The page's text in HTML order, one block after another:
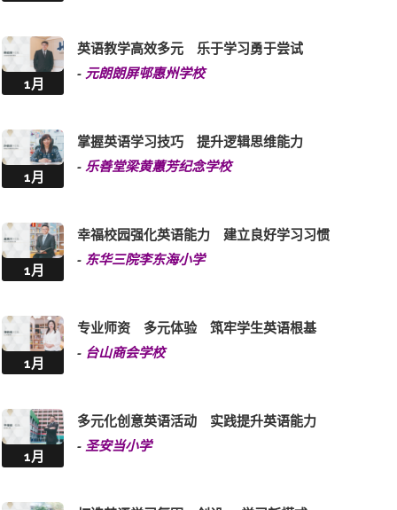
1月
英语教学高效多元 乐于学习勇于尝试
- 元朗朗屏邨惠州学校
1月
掌握英语学习技巧 提升逻辑思维能力
- 乐善堂梁黄蕙芳纪念学校
1月
幸福校园强化英语能力 建立良好学习习惯
- 东华三院李东海小学
1月
专业师资 多元体验 筑牢学生英语根基
- 台山商会学校
1月
多元化创意英语活动 实践提升英语能力
- 圣安当小学